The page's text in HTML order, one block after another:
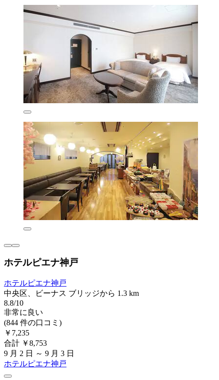
ホテルピエナ神戸
ホテルピエナ神戸
中央区、ビーナス ブリッジから 1.3 km
8.8/10
非常に良い
(844 件の口コミ)
￥7,235
合計 ￥8,753
9 月 2 日 ～ 9 月 3 日
ホテルピエナ神戸